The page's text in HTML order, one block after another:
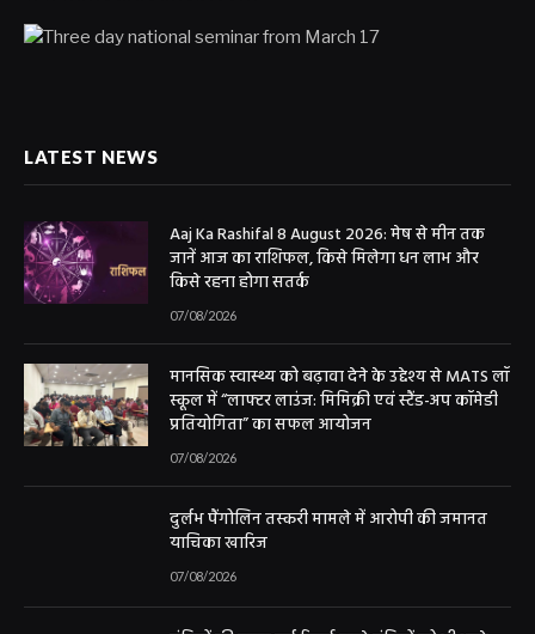
LATEST NEWS
Aaj Ka Rashifal 8 August 2026: मेष से मीन तक
जानें आज का राशिफल, किसे मिलेगा धन लाभ और
किसे रहना होगा सतर्क
07/08/2026
मानसिक स्वास्थ्य को बढ़ावा देने के उद्देश्य से MATS लॉ
स्कूल में “लाफ्टर लाउंज: मिमिक्री एवं स्टैंड-अप कॉमेडी
प्रतियोगिता” का सफल आयोजन
07/08/2026
दुर्लभ पैंगोलिन तस्करी मामले में आरोपी की जमानत
याचिका खारिज
07/08/2026